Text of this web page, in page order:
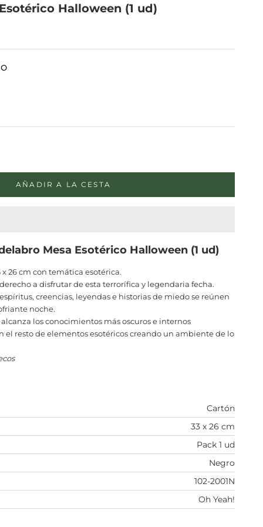
Halloween (1 ud)
AÑADIR A LA CESTA
Mesa Esotérico Halloween (1 ud)
26 cm con temática esotérica.
a disfrutar de esta terrorífica y legendaria fecha.
creencias, leyendas e historias de miedo se reúnen
noche.
los conocimientos más oscuros e internos
el resto de elementos esotéricos creando un ambiente de lo
Cartón
33 x 26 cm
Pack 1 ud
Negro
102-2001N
Oh Yeah!